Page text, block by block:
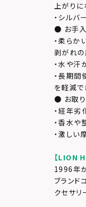
上がりに
・シルバ
● お手
・柔らか
剥がれの
・水や汗
・長期間
を軽減で
● お取
・経年劣
・香水や
・激しい
【LION
1996年か
ブランド
クセサリ